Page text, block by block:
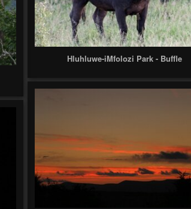
Hluhluwe-iMfolozi Park - Buffle